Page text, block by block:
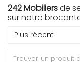
242 Mobiliersde
sur notre
Plus récent